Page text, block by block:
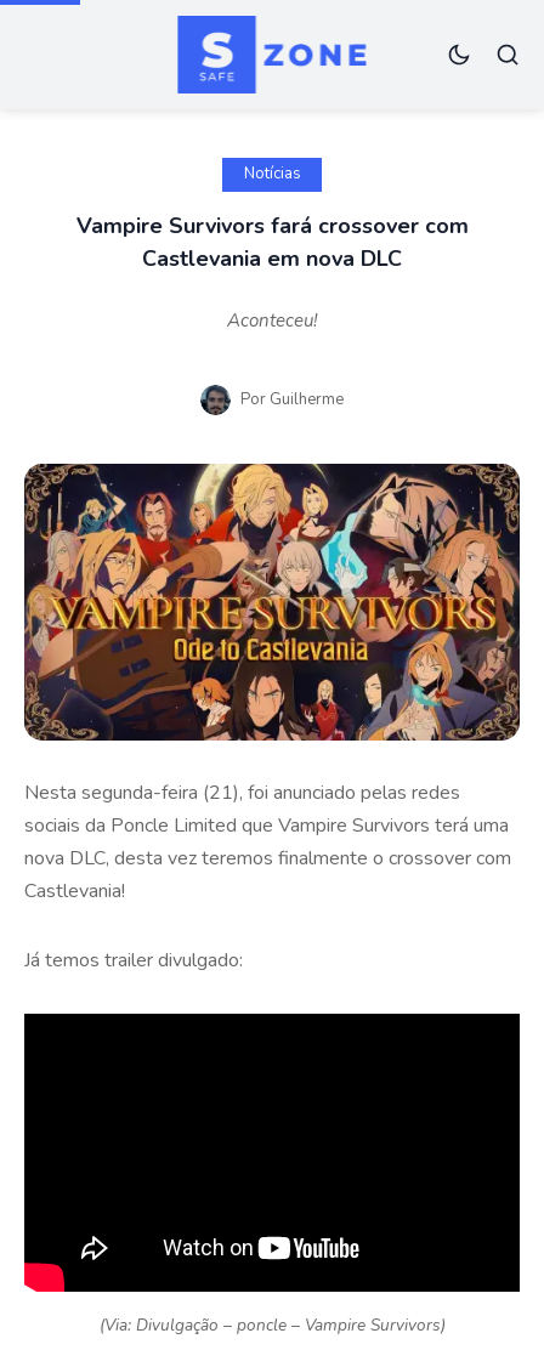
Notícias
Vampire Survivors fará crossover com
Castlevania em nova DLC
Aconteceu!
Por Guilherme
Nesta segunda-feira (21), foi anunciado pelas redes
sociais da Poncle Limited que Vampire Survivors terá uma
nova DLC, desta vez teremos finalmente o crossover com
Castlevania!
Já temos trailer divulgado:
(Via: Divulgação – poncle – Vampire Survivors)